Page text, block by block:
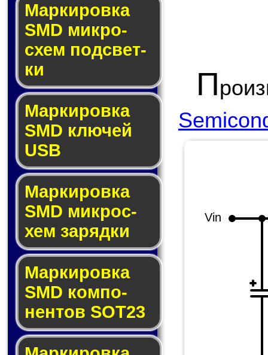
Маркировка
SMD мик­ро­
схем под­свет­
ки
Маркировка
SMD клю­чей
USB
Маркировка
SMD мик­рос­
хем за­ряд­ки
Маркировка
SMD ком­по­
нен­тов SOT23
П
Vin